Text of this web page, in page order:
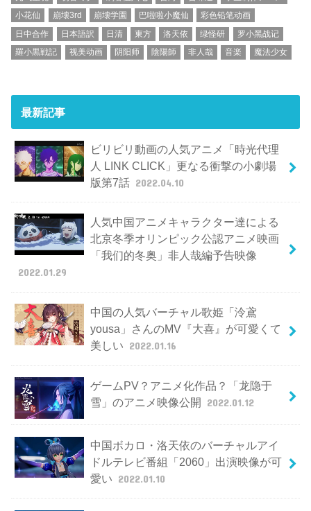
小花仙
崩壊3rd 崩壊学園 巴啦啦小魔仙
彩色铅笔动画
日中合作
日本語訳 日清 東方 洛天依 绿怪研
罗小黑战记
羅小黒戦記
视美动画 阴阳师 陰陽師 非人哉 音楽 魔法少女
最新記事
ビリビリ動画の人気アニメ「時光代理
人 LINK CLICK」更なる衝撃の小劇場
版第7話 2022.04.10
人気中国アニメキャラクター達による
北京冬季オリンピック公認アニメ映画
「我们的冬奥」非人哉編予告映像
2022.01.29
中国の人気バーチャル歌姫「泠鳶
yousa」さんのMV『大喜』が可愛くて
美しい 2022.01.16
ゲームPV？アニメ化作品？「龙隐于
雪」のアニメ映像公開
2022.01.12
中国ボカロ・洛天依のバーチャルアイ
ドルテレビ番組「2060」出演映像が可
愛い 2022.01.10